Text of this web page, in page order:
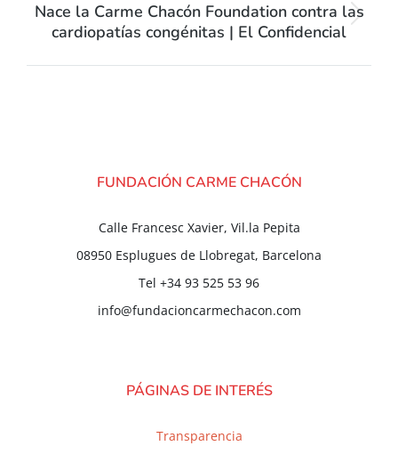
Nace la Carme Chacón Foundation contra las
cardiopatías congénitas | El Confidencial
FUNDACIÓN CARME CHACÓN
Calle Francesc Xavier, Vil.la Pepita
08950 Esplugues de Llobregat, Barcelona
Tel +34 93 525 53 96
info@fundacioncarmechacon.com
PÁGINAS DE INTERÉS
Transparencia